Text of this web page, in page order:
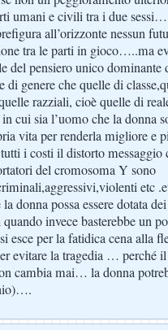
umani e civili tra i due
all’orizzonte nessun
tra le parti in gioco…..ma
del pensiero unico dominante
di genere che quelle di
razziali, cioè quelle di
cui sia l’uomo che la donna
vita per renderla migliore e
tutti i costi il distorto
del cromosoma Y sono
etc
la donna possa essere dotata
invece basterebbe un
esce per la fatidica cena alla
evitare la tragedia … perché
cambia mai… la donna